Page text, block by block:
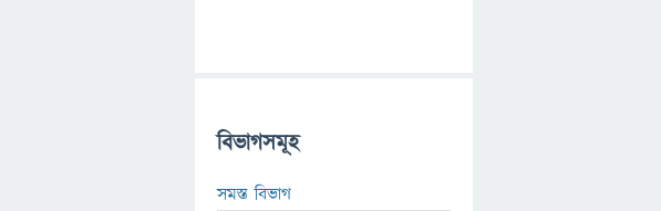
বিভাগসমূহ
সমস্ত বিভাগ